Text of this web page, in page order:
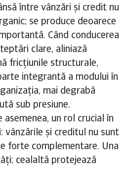
între vânzări și credit nu
se produce deoarece
Când conducerea
clare, aliniază
fricțiunile structurale,
integrantă a modului în
mai degrabă
sub presiune.
asemenea, un rol crucial în
vânzările și creditul nu sunt
forte complementare. Una
cealaltă protejează